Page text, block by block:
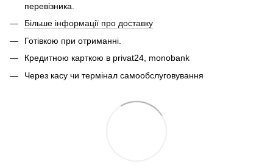
перевізника.
Більше інформації про доставку
Готівкою при отриманні.
Кредитною карткою в privat24, monobank
Через касу чи термінал самообслуговування